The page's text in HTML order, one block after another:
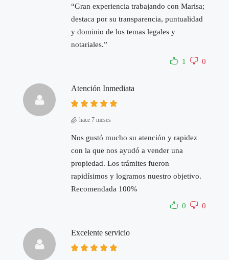
“Gran experiencia trabajando con Marisa;
destaca por su transparencia, puntualidad
y dominio de los temas legales y
notariales.”
1 0
Atención Inmediata
hace 7 meses
Nos gustó mucho su atención y rapidez
con la que nos ayudó a vender una
propiedad. Los trámites fueron
rapidísimos y logramos nuestro objetivo.
Recomendada 100%
0 0
Excelente servicio